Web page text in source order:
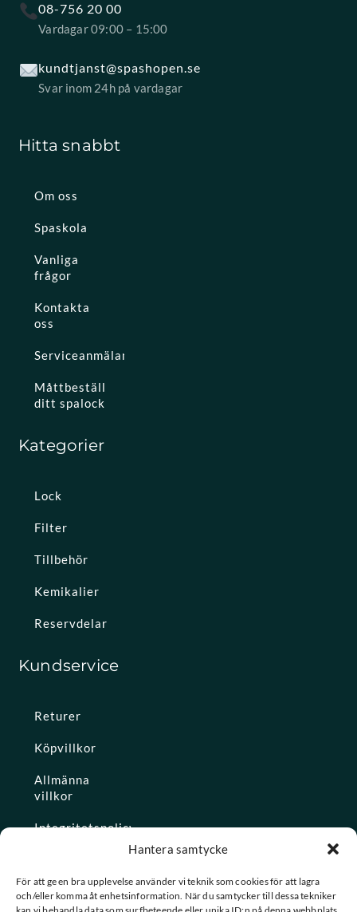
Hantera samtycke
För att ge en bra upplevelse använder vi teknik som cookies för att lagra
och/eller komma åt enhetsinformation. När du samtycker till dessa tekniker
08-756 20 00
Vardagar 09:00 – 15:00
kundtjanst@spashopen.se
Svar inom 24h på vardagar
Hitta snabbt
Om oss
Spaskola
Vanliga
frågor
Kontakta
oss
Serviceanmälan
Måttbeställ
ditt spalock
Kategorier
Lock
Filter
Tillbehör
Kemikalier
Reservdelar
Kundservice
Returer
Köpvillkor
Allmänna
villkor
Integritetspolicy
Konto